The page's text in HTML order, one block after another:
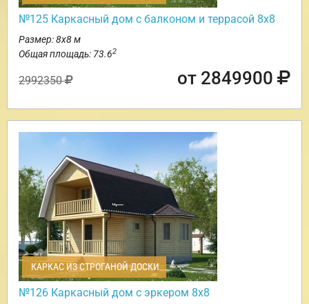
№125 Каркасный дом с балконом и террасой 8х8
Размер: 8х8 м
Общая площадь: 73.62
2992350 от 2849900
КАРКАС ИЗ СТРОГАНОЙ ДОСКИ
№126 Каркасный дом с эркером 8х8